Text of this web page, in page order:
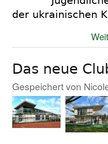
der ukrainischen
Das neue
Gespeichert von